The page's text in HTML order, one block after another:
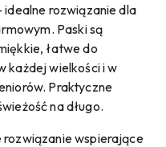
idealne rozwiązanie dla
Paski są
łatwe do
każdej wielkości i w
Praktyczne
na długo.
rozwiązanie wspierające